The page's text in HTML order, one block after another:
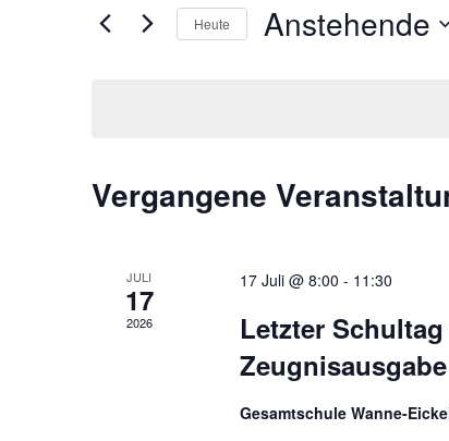
Ansichten,
nach
Veranstaltungen
Heute Anstehende
Vergangene
JULI
17
2026
17 Juli @ 8:00 - 11:30
Letzter
Zeugnisausgabe
Gesamtschule Wanne-